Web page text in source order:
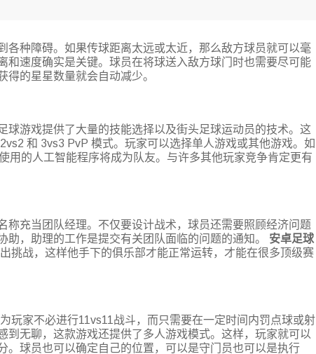
各种障碍。如果传球距离太远或太近，那么敌方球员就可以毫
和速度确实是关键。球员在将球送入敌方球门时也需要尽可能
得的星星数量就会自动减少。
球游戏提供了大量的技能选择以及街头足球运动员的技术。这
和 3vs3 PvP 模式。玩家可以选择单人游戏或其他游戏。如
用的人工智能程序将成为队友。与许多其他玩家竞争肯定更有
称充当团队经理。不仅要设计战术，球员还需要照顾经济问题
助，助理的工作是提交有关团队面临的问题的通知。 安卓足球
挑战，这样他手下的俱乐部才能正常运转，才能在很多顶级赛
玩家不必进行11vs11战斗，而只需要在一定时间内罚点球或射
到无聊，这款游戏还提供了多人游戏模式。这样，玩家就可以
。球员也可以确定自己的位置，可以是守门员也可以是执行